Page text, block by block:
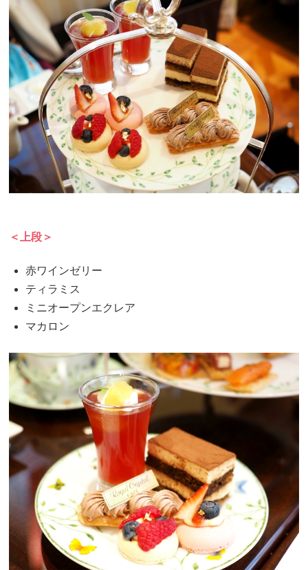
＜上段＞
赤ワインゼリー
ティラミス
ミニオープンエクレア
マカロン